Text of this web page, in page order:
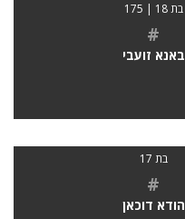
בת 18 | 175
#
באנא זועבי
בת 17
#
הודא דוכאן